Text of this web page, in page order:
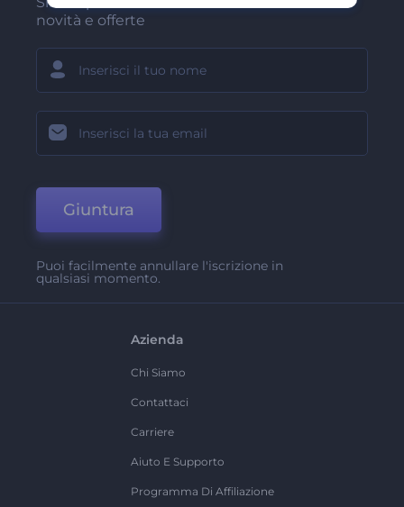
novità e offerte
Giuntura
Puoi facilmente annullare l'iscrizione in
qualsiasi momento.
Azienda
Chi Siamo
Contattaci
Carriere
Aiuto E Supporto
Programma Di Affiliazione